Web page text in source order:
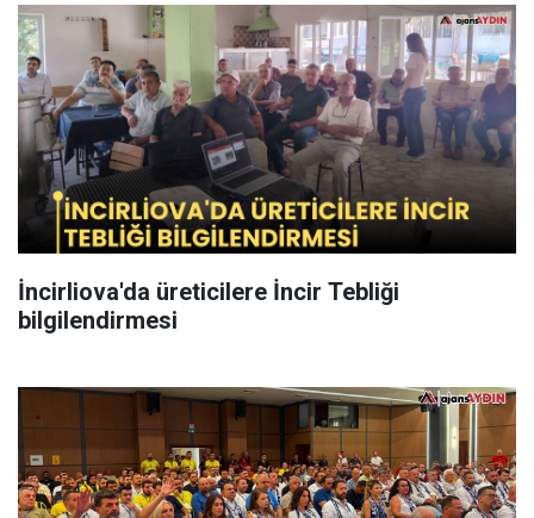
İncirliova'da üreticilere İncir Tebliği
bilgilendirmesi